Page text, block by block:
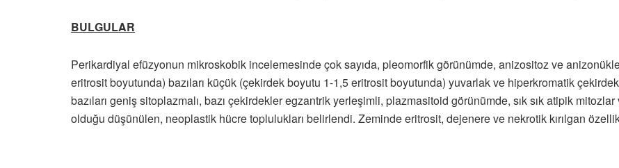
BULGULAR
Perikardiyal efüzyonun mikroskobik incelemesinde çok sayıda, pleomorfik görünümde, anizositoz ve
eritrosit boyutunda) bazıları küçük (çekirdek boyutu 1-1,5 eritrosit boyutunda) yuvarlak ve hiperkromatik
bazıları geniş sitoplazmalı, bazı çekirdekler egzantrik yerleşimli, plazmasitoid görünümde, sık sık atipik
olduğu düşünülen, neoplastik hücre toplulukları belirlendi. Zeminde eritrosit, dejenere ve nekrotik kırılgan